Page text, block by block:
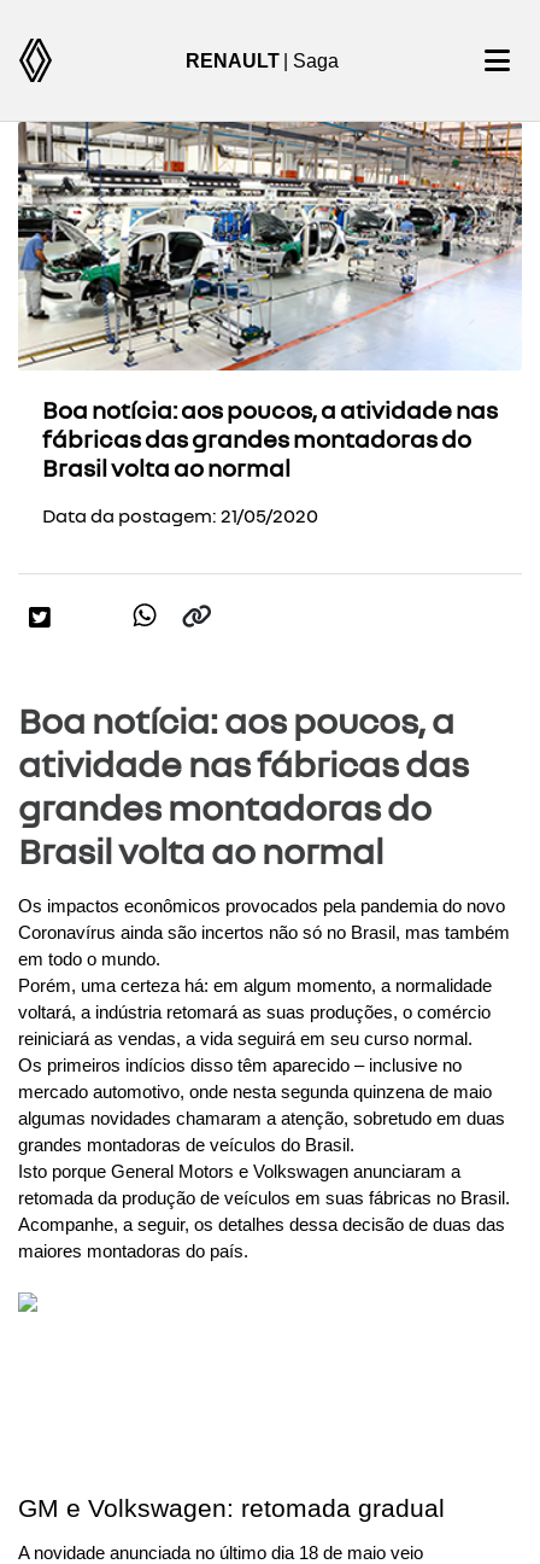
RENAULT | Saga
Boa notícia: aos poucos, a atividade nas
fábricas das grandes montadoras do
Brasil volta ao normal
Data da postagem: 21/05/2020
Boa notícia: aos poucos, a
atividade nas fábricas das
grandes montadoras do
Brasil volta ao normal
Os impactos econômicos provocados pela pandemia do novo
Coronavírus ainda são incertos não só no Brasil, mas também
em todo o mundo.
Porém, uma certeza há: em algum momento, a normalidade
voltará, a indústria retomará as suas produções, o comércio
reiniciará as vendas, a vida seguirá em seu curso normal.
Os primeiros indícios disso têm aparecido – inclusive no
mercado automotivo, onde nesta segunda quinzena de maio
algumas novidades chamaram a atenção, sobretudo em duas
grandes montadoras de veículos do Brasil.
Isto porque General Motors e Volkswagen anunciaram a
retomada da produção de veículos em suas fábricas no Brasil.
Acompanhe, a seguir, os detalhes dessa decisão de duas das
maiores montadoras do país.
GM e Volkswagen: retomada gradual
A novidade anunciada no último dia 18 de maio veio